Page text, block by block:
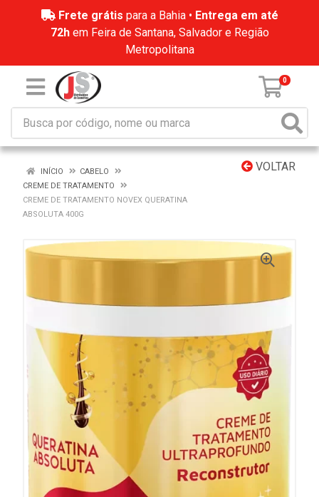
Frete grátis para a Bahia • Entrega em até
72hem Feira de Santana, Salvador e Região
Metropolitana
0
VOLTAR
INÍCIO
CABELO
CREME DE TRATAMENTO
CREME DE TRATAMENTO NOVEX QUERATINA
ABSOLUTA 400G